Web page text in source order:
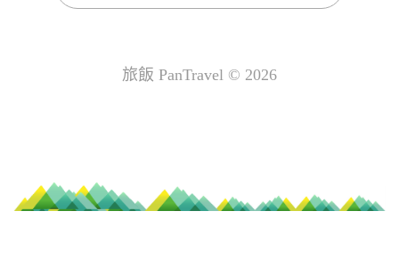
旅飯 PanTravel © 2026